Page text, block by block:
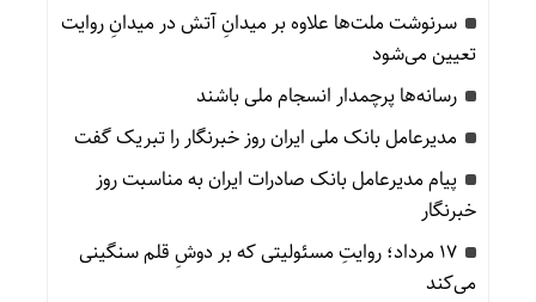
سرنوشت ملت‌ها علاوه بر میدانِ آتش در میدانِ روایت
تعیین می‌شود
رسانه‌ها پرچمدار انسجام ملی باشند
مدیرعامل بانک ملی ایران روز خبرنگار را تبریک گفت
پیام مدیرعامل بانک صادرات ایران به مناسبت روز
خبرنگار
۱۷ مرداد؛ روایتِ مسئولیتی که بر دوشِ قلم سنگینی
می‌کند